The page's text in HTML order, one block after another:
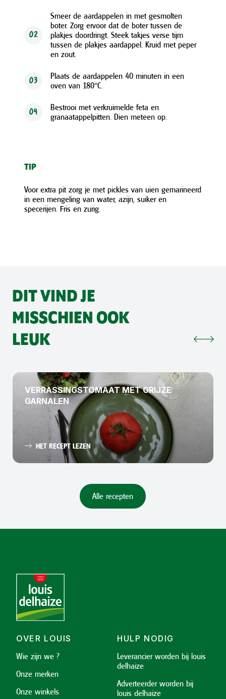
02
Smeer de aardappelen in met gesmolten
boter. Zorg ervoor dat de boter tussen de
plakjes doordringt. Steek takjes verse tijm
tussen de plakjes aardappel. Kruid met peper
en zout.
03
Plaats de aardappelen 40 minuten in een
oven van 180°C.
04
Bestrooi met verkruimelde feta en
granaatappelpitten. Dien meteen op.
TIP
Voor extra pit zorg je met pickles van uien gemarineerd
in een mengeling van water, azijn, suiker en
specerijen. Fris en zurig.
DIT VIND JE
MISSCHIEN OOK
LEUK
VERRASSINGSTOMAAT MET GRIJZE
GARNALEN
HET RECEPT LEZEN
Alle recepten
OVER LOUIS
Wie zijn we ?
Onze merken
Onze winkels
HULP NODIG
Leverancier worden bij louis
delhaize
Adverteerder worden bij
louis delhaize